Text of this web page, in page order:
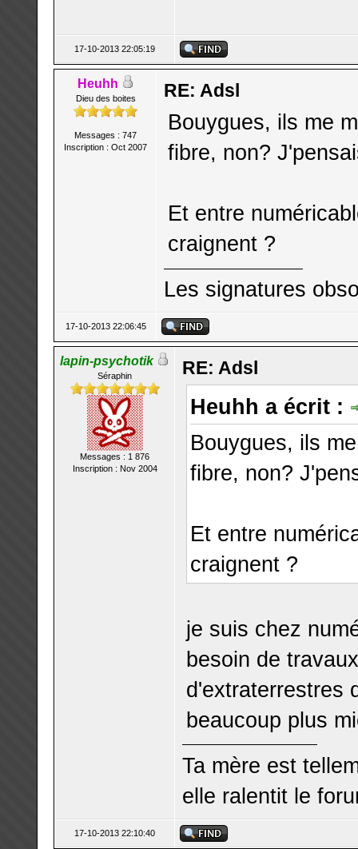
17-10-2013 22:05:19
Heuhh
Dieu des boites
Messages : 747
Inscription : Oct 2007
RE: Adsl
Bouygues, ils me
fibre, non?
Et entre
craignent ?
Les signatures
17-10-2013 22:06:45
lapin-psychotik
Séraphin
Messages : 1 876
Inscription : Nov 2004
RE: Adsl
Heuhh a écrit :
Bouygues, ils
fibre, non?
Et entre
craignent ?
je suis chez
besoin de
d'extraterrestres
beaucoup plus
Ta mère est
elle ralentit le
17-10-2013 22:10:40